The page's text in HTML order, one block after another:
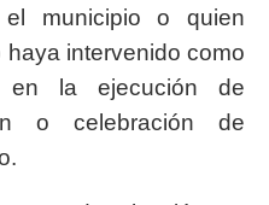
municipio o quien
intervenido como
en la ejecución de
o celebración de